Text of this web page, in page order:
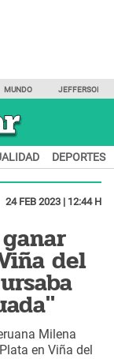
MUNDO JEFFERSON
DEPORTES
24 FEB 2023 | 12:44 H
del
Milena
en Viña del